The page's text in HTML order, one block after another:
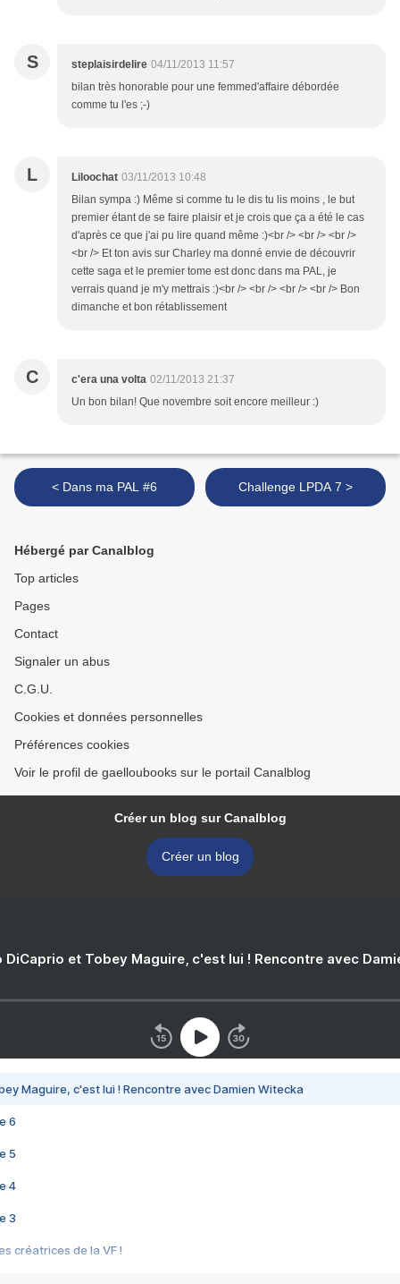
S steplaisirdelire 04/11/2013 11:57
bilan très honorable pour une femmed'affaire débordée
comme tu l'es ;-)
L Liloochat 03/11/2013 10:48
Bilan sympa :) Même si comme tu le dis tu lis moins , le but
premier étant de se faire plaisir et je crois que ça a été le cas
d'après ce que j'ai pu lire quand même :)<br /> <br /> <br />
<br /> Et ton avis sur Charley ma donné envie de découvrir
cette saga et le premier tome est donc dans ma PAL, je
verrais quand je m'y mettrais :)<br /> <br /> <br /> <br /> Bon
dimanche et bon rétablissement
C c'era una volta 02/11/2013 21:37
Un bon bilan! Que novembre soit encore meilleur :)
< Dans ma PAL #6 Challenge LPDA 7 >
Hébergé par Canalblog
Top articles
Pages
Contact
Signaler un abus
C.G.U.
Cookies et données personnelles
Préférences cookies
Voir le profil de gaelloubooks sur le portail Canalblog
Créer un blog sur Canalblog
Créer un blog
DiCaprio et Tobey Maguire, c'est lui ! Rencontre avec
Maguire, c'est lui ! Rencontre avec Damien Witecka
6
5
4
3
créatrices de la VF !